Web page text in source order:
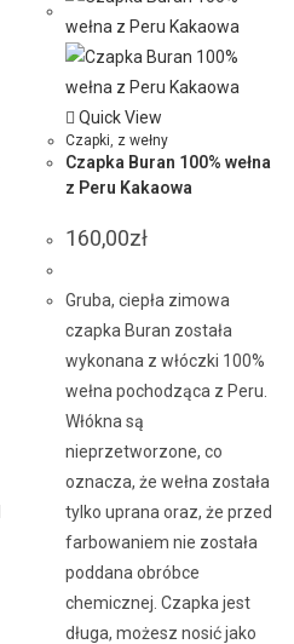
Quick View
Czapki, z wełny
Czapka Buran 100% wełna
z Peru Kakaowa
160,00zł
Gruba, ciepła zimowa
czapka Buran została
wykonana z włóczki 100%
wełna pochodząca z Peru.
Włókna są
nieprzetworzone, co
oznacza, że wełna została
tylko uprana oraz, że przed
farbowaniem nie została
poddana obróbce
chemicznej. Czapka jest
długa, możesz nosić jako